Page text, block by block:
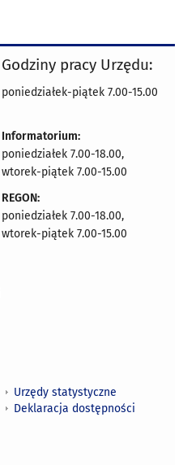
Godziny pracy Urzędu:
poniedziałek-piątek 7.00-15.00
Informatorium:
poniedziałek 7.00-18.00,
wtorek-piątek 7.00-15.00
REGON:
poniedziałek 7.00-18.00,
wtorek-piątek 7.00-15.00
Urzędy statystyczne
Deklaracja dostępności